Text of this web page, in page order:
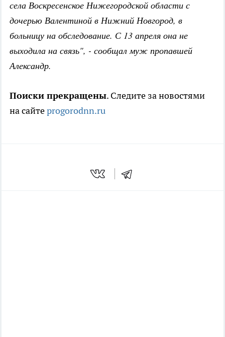
села Воскресенское Нижегородской области с
дочерью Валентиной в Нижний Новгород, в
больницу на обследование. С 13 апреля она не
выходила на связь", - сообщал муж пропавшей
Александр.
Поиски прекращены. Следите за новостями
на сайтеprogorodnn.ru